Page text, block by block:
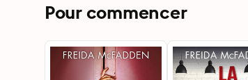
Pour commencer